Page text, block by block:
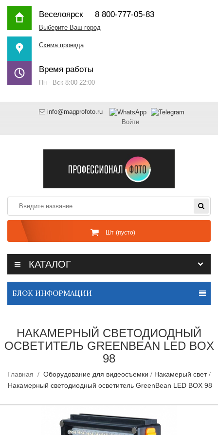
Веселоярск8 800-777-05-83
Выберите Ваш город
Схема проезда
Время работы
Пн - Вск 8:00-22:00
info@magprofoto.ru
Войти
Шт (пусто)
КАТАЛОГ
БЛОК ИНФОРМАЦИИ
НАКАМЕРНЫЙ СВЕТОДИОДНЫЙ
ОСВЕТИТЕЛЬ GREENBEAN LED BOX
98
Главная Оборудование для видеосъемки
Накамерый свет
Накамерный светодиодный осветитель GreenBean LED BOX 98